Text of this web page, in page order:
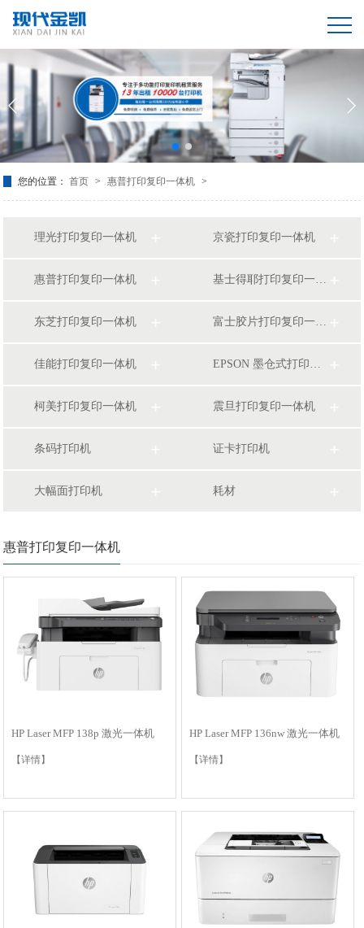
您的位置：首页 > 惠普打印复印一体机 >
理光打印复印一体机 京瓷打印复印一体机
惠普打印复印一体机 基士得耶打印复印一体机
东芝打印复印一体机 富士胶片打印复印一体机
佳能打印复印一体机 EPSON 墨仓式打印复印一体机
柯美打印复印一体机 震旦打印复印一体机
条码打印机 证卡打印机
大幅面打印机 耗材
惠普打印复印一体机
HP Laser MFP 138p 激光一体机
【详情】
HP Laser MFP 136nw 激光一体机
【详情】